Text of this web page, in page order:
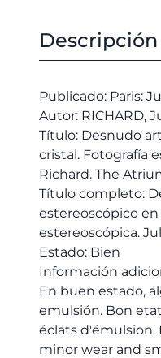
en
estereoscópica.
Jules
Richard.
The
Atrium.
cantidad
Descripción
Publicado: Paris:
Autor: RICHARD,
Título: Desnudo
cristal. Fotografía
Richard. The
Título completo:
estereoscópico en
estereoscópica.
Estado: Bien
Información
En buen estado,
emulsión. Bon
éclats
minor wear and